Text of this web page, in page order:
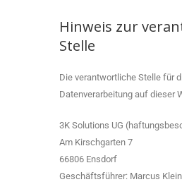
Hinweis zur
Stelle
Die verantwortliche Stelle für
Datenverarbeitung auf dieser
3K Solutions UG
Am Kirschgarten 7
66806 Ensdorf
Geschäftsführer: Marcus Klein